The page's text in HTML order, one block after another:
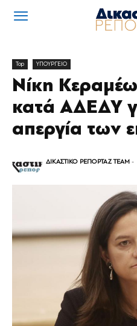
Top ΥΠΟΥΡΓΕΙΟ
Νίκη
κατά ΑΔΕΔΥ
απεργία των
ΔΙΚΑΣΤΙΚΟ ΡΕΠΟΡΤΑΖ TEAM -